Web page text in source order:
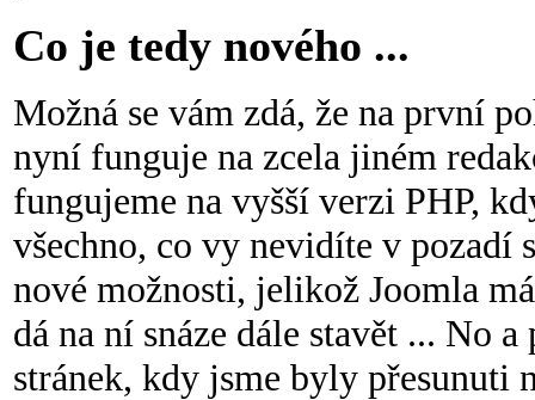
Co je tedy nového ...
Možná se vám zdá, že na první
nyní funguje na zcela jiném
fungujeme na vyšší verzi PHP,
všechno, co vy nevidíte v pozadí
nové možnosti, jelikož Joomla
dá na ní snáze dále stavět ... No
stránek, kdy jsme byly přesunuti